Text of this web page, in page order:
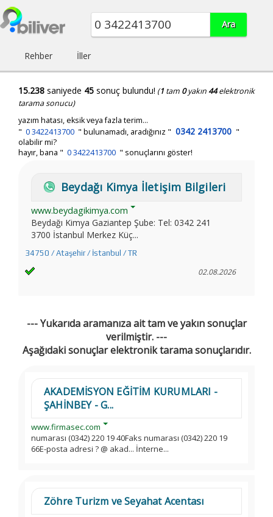
Rehber İller
15.238 saniyede 45 sonuç bulundu! (1 tam 0yakın44elektronik
tarama sonucu)
yazım hatası, eksik veya fazla terim...
" 0 3422413700 " bulunamadı, aradığınız " 0342 2413700 "
olabilir mi?
hayır, bana " 0 3422413700 " sonuçlarını göster!
Beydağı Kimya İletişim Bilgileri
www.beydagikimya.com
Beydağı Kimya Gaziantep Şube: Tel: 0342 241
3700 İstanbul Merkez Küç...
34750 / Ataşehir / İstanbul / TR
02.08.2026
--- Yukarıda aramanıza ait tam ve yakın sonuçlar
verilmiştir. ---
Aşağıdaki sonuçlar elektronik tarama sonuçlarıdır.
AKADEMİSYON EĞİTİM KURUMLARI -
ŞAHİNBEY - G...
www.firmasec.com
numarası (0342) 220 19 40Faks numarası (0342) 220 19
66E-posta adresi ? @ akad... İnterne...
Zöhre Turizm ve Seyahat Acentası